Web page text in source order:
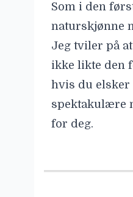
Som i den
naturskjønne
Jeg tviler på
ikke likte den
hvis du elsker
spektakulære
for deg.